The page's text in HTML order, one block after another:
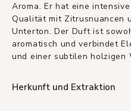
Aroma. Er hat eine
Qualität mit Zitrusnuancen
Unterton. Der Duft ist
aromatisch und verbindet
und einer subtilen holzigen
Herkunft und Extraktion